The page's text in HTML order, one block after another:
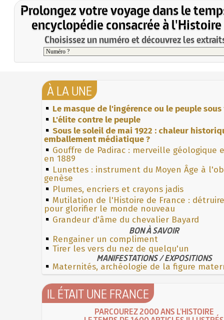
Prolongez votre voyage dans le
encyclopédie consacrée à l'Histoire
Choisissez un numéro et découvrez les
À LA UNE
Le masque de l'ingérence ou le peuple
L'élite contre le peuple
Sous le soleil de mai 1922 : chaleur
emballement médiatique ?
Gouffre de Padirac : merveille géologique
en 1889
Lunettes : instrument du Moyen Âge à
genèse
Plumes, encriers et crayons jadis
Mutilation de l'Histoire de France :
pour glorifier le monde nouveau
Grandeur d'âme du chevalier Bayard
BON À SAVOIR
Rengainer un compliment
Tirer les vers du nez de quelqu'un
MANIFESTATIONS / EXPOSITIONS
Maternités, archéologie de la figure
IL ÉTAIT UNE FRANCE
PARCOUREZ 2000 ANS L'HISTOIRE